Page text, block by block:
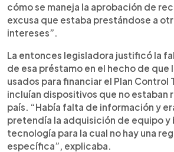
cómo se maneja la aprobación de
excusa que estaba prestándose a
intereses”.
La entonces legisladora justificó la
de esa préstamo en el hecho de que
usados para financiar el Plan Control
incluían dispositivos que no estaban
país. “Había falta de información y
pretendía la adquisición de equipo y
tecnología para la cual no hay una
específica”, explicaba.